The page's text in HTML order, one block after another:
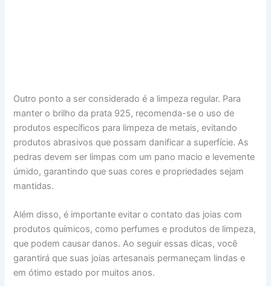
Outro ponto a ser considerado é a limpeza regular. Para
manter o brilho da prata 925, recomenda-se o uso de
produtos específicos para limpeza de metais, evitando
produtos abrasivos que possam danificar a superfície. As
pedras devem ser limpas com um pano macio e levemente
úmido, garantindo que suas cores e propriedades sejam
mantidas.
Além disso, é importante evitar o contato das joias com
produtos químicos, como perfumes e produtos de limpeza,
que podem causar danos. Ao seguir essas dicas, você
garantirá que suas joias artesanais permaneçam lindas e
em ótimo estado por muitos anos.